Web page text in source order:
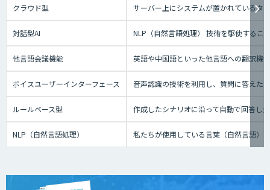
クラウド型 サーバー上にシステムが置かれているタ
対話型AI NLP（自然言語処理） 技術を駆使するこ
他言語会議機能 英語や中国語といった他言語への翻訳機
ボイスユーザーインターフェース 音声認識の技術を利用し、質問に答えた
ルールベース型 作成したシナリオに沿って自動で回答し
NLP（自然言語処理） 私たちが使用している言葉（自然言語）